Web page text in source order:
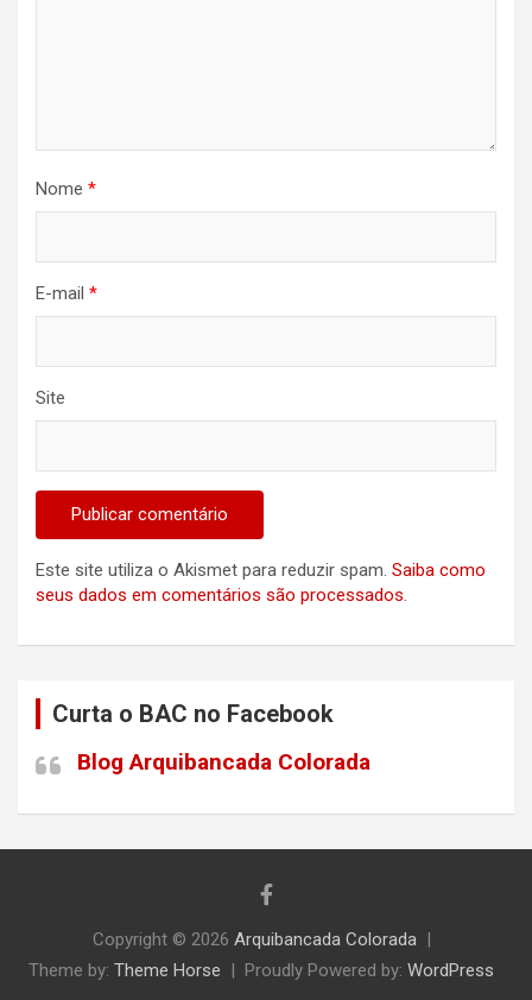
Nome *
E-mail *
Site
Este site utiliza o Akismet para reduzir spam. Saiba como
seus dados em comentários são processados.
Curta o BAC no Facebook
Blog Arquibancada Colorada
Copyright © 2026 Arquibancada Colorada
Theme by: Theme Horse Proudly Powered by: WordPress